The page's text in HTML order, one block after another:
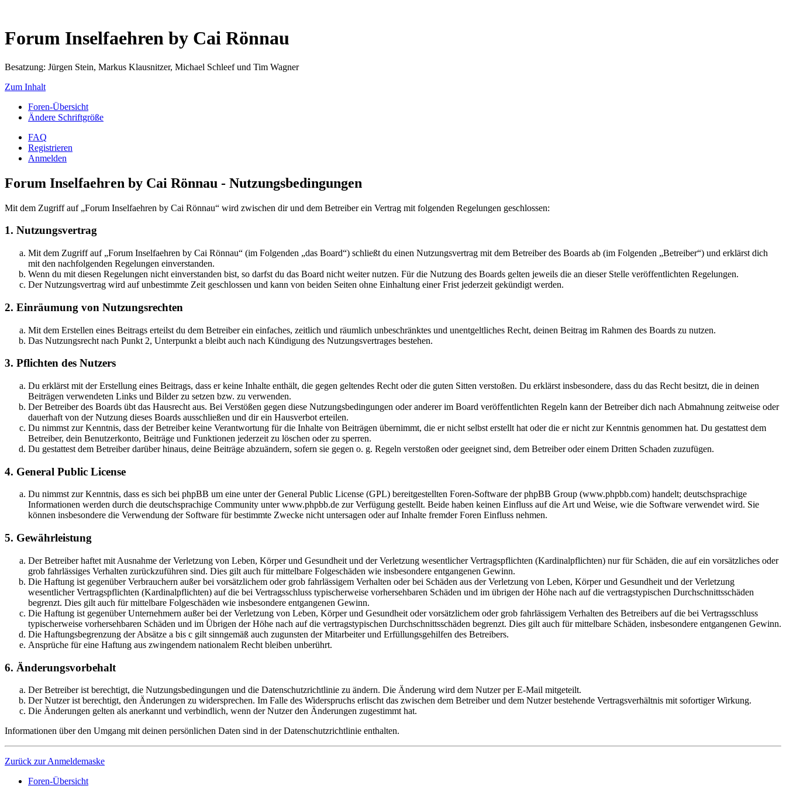
Forum Inselfaehren by Cai Rönnau
Besatzung: Jürgen Stein, Markus Klausnitzer, Michael Schleef und Tim Wagner
Zum Inhalt
Foren-Übersicht
Ändere Schriftgröße
FAQ
Registrieren
Anmelden
Forum Inselfaehren by Cai Rönnau - Nutzungsbedingungen
Mit dem Zugriff auf „Forum Inselfaehren by Cai Rönnau“ wird zwischen dir und dem Betreiber ein Vertrag mit folgenden Regelungen geschlossen:
1. Nutzungsvertrag
Mit dem Zugriff auf „Forum Inselfaehren by Cai Rönnau“ (im Folgenden „das Board“) schließt du einen Nutzungsvertrag mit dem Betreiber des Boards ab (im Folgenden „Betreiber“) und erklärst dich
mit den nachfolgenden Regelungen einverstanden.
Wenn du mit diesen Regelungen nicht einverstanden bist, so darfst du das Board nicht weiter nutzen. Für die Nutzung des Boards gelten jeweils die an dieser Stelle veröffentlichten Regelungen.
Der Nutzungsvertrag wird auf unbestimmte Zeit geschlossen und kann von beiden Seiten ohne Einhaltung einer Frist jederzeit gekündigt werden.
2. Einräumung von Nutzungsrechten
Mit dem Erstellen eines Beitrags erteilst du dem Betreiber ein einfaches, zeitlich und räumlich unbeschränktes und unentgeltliches Recht, deinen Beitrag im Rahmen des Boards zu nutzen.
Das Nutzungsrecht nach Punkt 2, Unterpunkt a bleibt auch nach Kündigung des Nutzungsvertrages bestehen.
3. Pflichten des Nutzers
Du erklärst mit der Erstellung eines Beitrags, dass er keine Inhalte enthält, die gegen geltendes Recht oder die guten Sitten verstoßen. Du erklärst insbesondere, dass du das Recht besitzt, die in deinen
Beiträgen verwendeten Links und Bilder zu setzen bzw. zu verwenden.
Der Betreiber des Boards übt das Hausrecht aus. Bei Verstößen gegen diese Nutzungsbedingungen oder anderer im Board veröffentlichten Regeln kann der Betreiber dich nach Abmahnung zeitweise oder
dauerhaft von der Nutzung dieses Boards ausschließen und dir ein Hausverbot erteilen.
Du nimmst zur Kenntnis, dass der Betreiber keine Verantwortung für die Inhalte von Beiträgen übernimmt, die er nicht selbst erstellt hat oder die er nicht zur Kenntnis genommen hat. Du gestattest dem
Betreiber, dein Benutzerkonto, Beiträge und Funktionen jederzeit zu löschen oder zu sperren.
Du gestattest dem Betreiber darüber hinaus, deine Beiträge abzuändern, sofern sie gegen o. g. Regeln verstoßen oder geeignet sind, dem Betreiber oder einem Dritten Schaden zuzufügen.
4. General Public License
Du nimmst zur Kenntnis, dass es sich bei phpBB um eine unter der General Public License (GPL) bereitgestellten Foren-Software der phpBB Group (www.phpbb.com) handelt; deutschsprachige
Informationen werden durch die deutschsprachige Community unter www.phpbb.de zur Verfügung gestellt. Beide haben keinen Einfluss auf die Art und Weise, wie die Software verwendet wird. Sie
können insbesondere die Verwendung der Software für bestimmte Zwecke nicht untersagen oder auf Inhalte fremder Foren Einfluss nehmen.
5. Gewährleistung
Der Betreiber haftet mit Ausnahme der Verletzung von Leben, Körper und Gesundheit und der Verletzung wesentlicher Vertragspflichten (Kardinalpflichten) nur für Schäden, die auf ein vorsätzliches oder
grob fahrlässiges Verhalten zurückzuführen sind. Dies gilt auch für mittelbare Folgeschäden wie insbesondere entgangenen Gewinn.
Die Haftung ist gegenüber Verbrauchern außer bei vorsätzlichem oder grob fahrlässigem Verhalten oder bei Schäden aus der Verletzung von Leben, Körper und Gesundheit und der Verletzung
wesentlicher Vertragspflichten (Kardinalpflichten) auf die bei Vertragsschluss typischerweise vorhersehbaren Schäden und im übrigen der Höhe nach auf die vertragstypischen Durchschnittsschäden
begrenzt. Dies gilt auch für mittelbare Folgeschäden wie insbesondere entgangenen Gewinn.
Die Haftung ist gegenüber Unternehmern außer bei der Verletzung von Leben, Körper und Gesundheit oder vorsätzlichem oder grob fahrlässigem Verhalten des Betreibers auf die bei Vertragsschluss
typischerweise vorhersehbaren Schäden und im Übrigen der Höhe nach auf die vertragstypischen Durchschnittsschäden begrenzt. Dies gilt auch für mittelbare Schäden, insbesondere entgangenen Gewinn.
Die Haftungsbegrenzung der Absätze a bis c gilt sinngemäß auch zugunsten der Mitarbeiter und Erfüllungsgehilfen des Betreibers.
Ansprüche für eine Haftung aus zwingendem nationalem Recht bleiben unberührt.
6. Änderungsvorbehalt
Der Betreiber ist berechtigt, die Nutzungsbedingungen und die Datenschutzrichtlinie zu ändern. Die Änderung wird dem Nutzer per E-Mail mitgeteilt.
Der Nutzer ist berechtigt, den Änderungen zu widersprechen. Im Falle des Widerspruchs erlischt das zwischen dem Betreiber und dem Nutzer bestehende Vertragsverhältnis mit sofortiger Wirkung.
Die Änderungen gelten als anerkannt und verbindlich, wenn der Nutzer den Änderungen zugestimmt hat.
Informationen über den Umgang mit deinen persönlichen Daten sind in der Datenschutzrichtlinie enthalten.
Zurück zur Anmeldemaske
Foren-Übersicht